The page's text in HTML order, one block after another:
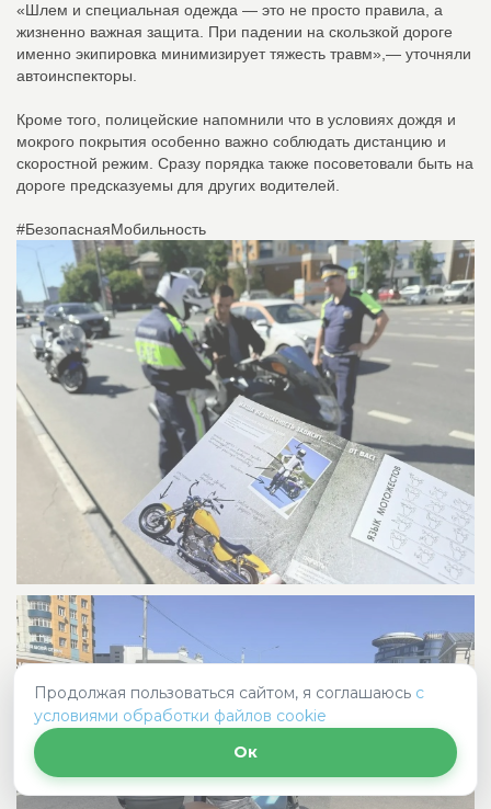
«Шлем и специальная одежда — это не просто правила, а
жизненно важная защита. При падении на скользкой дороге
именно экипировка минимизирует тяжесть травм»,— уточняли
автоинспекторы.
Кроме того, полицейские напомнили что в условиях дождя и
мокрого покрытия особенно важно соблюдать дистанцию и
скоростной режим. Сразу порядка также посоветовали быть на
дороге предсказуемы для других водителей.
#БезопаснаяМобильность
Продолжая пользоваться сайтом, я соглашаюсь с
условиями обработки файлов cookie
Ок